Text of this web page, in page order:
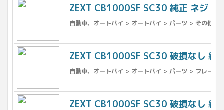
ZEXT CB1000SF SC30 純正 ネジ・
自動車、オートバイ > オートバイ > パーツ > その他
ZEXT CB1000SF SC30 破損なし 純
自動車、オートバイ > オートバイ > パーツ > フレーム
ZEXT CB1000SF SC30 破損なし 純